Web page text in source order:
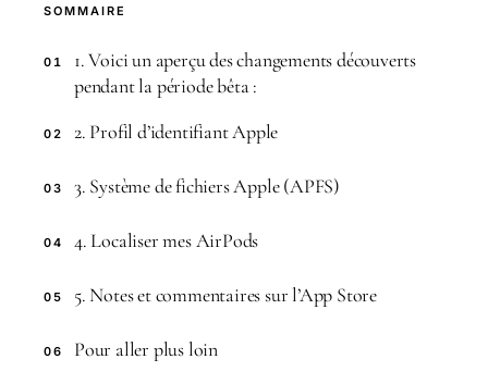
SOMMAIRE
01
1. Voici un aperçu des changements découverts
pendant la période bêta :
02 2. Profil d’identifiant Apple
03 3. Système de fichiers Apple (APFS)
04 4. Localiser mes AirPods
05 5. Notes et commentaires sur l’App Store
06 Pour aller plus loin